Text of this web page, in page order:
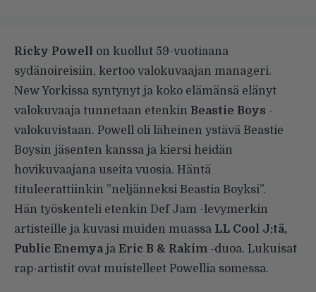
Ricky Powell
on kuollut 59-vuotiaana
sydänoireisiin, kertoo valokuvaajan manageri.
New Yorkissa syntynyt ja koko elämänsä elänyt
valokuvaaja tunnetaan etenkin Beastie Boys -
valokuvistaan. Powell oli läheinen ystävä Beastie
Boysin jäsenten kanssa ja kiersi heidän
hovikuvaajana useita vuosia. Häntä
tituleerattiinkin ”neljänneksi Beastia Boyksi”.
Hän työskenteli etenkin Def Jam -levymerkin
artisteille ja kuvasi muiden muassa LL Cool J:tä,
Public Enemya ja Eric B & Rakim -duoa. Lukuisat
rap-artistit ovat muistelleet Powellia somessa.